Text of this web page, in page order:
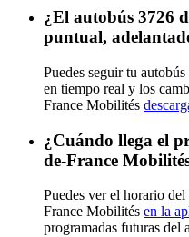
¿El autobús 3726
puntual,
Puedes seguir tu
en tiempo real y los
France Mobilités
¿Cuándo llega el
de-France
Puedes ver el horario
France Mobilités en la
programadas futuras del